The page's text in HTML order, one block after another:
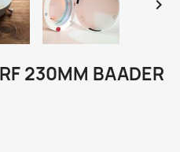

230MM BAADER